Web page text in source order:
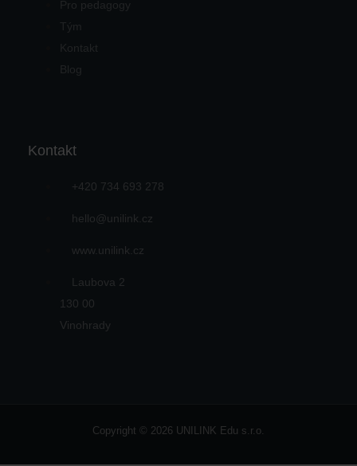
Pro pedagogy
Tým
Kontakt
Blog
Kontakt
+420 734 693 278
hello@unilink.cz
www.unilink.cz
Laubova 2
130 00
Vinohrady
Copyright © 2026 UNILINK Edu s.r.o.